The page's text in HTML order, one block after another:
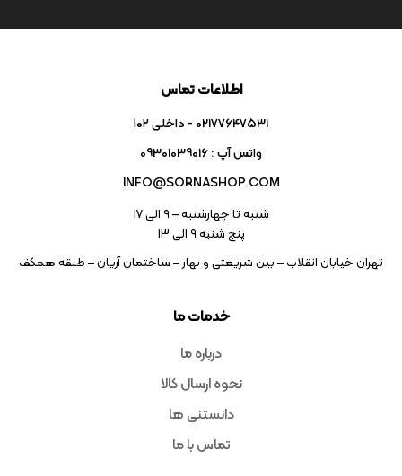
خدمات ما
درباره ما
نحوه ارسال کالا
دانستنی ها
تماس با ما
اطلاعات تماس
02177647531 - داخلی ۱۰۲
واتس آپ : 09301039016
INFO@SORNASHOP.COM
شنبه تا چهارشنبه – ۹ الی 17
پنج شنبه ۹ الی 13
تهران خیابان انقلاب – بین شریعتی و بهار – ساختمان آریان – طبقه همکف